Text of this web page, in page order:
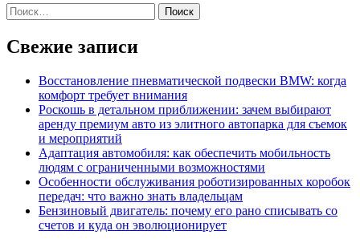
Найти:
Свежие записи
Восстановление пневматической подвески BMW: когда
комфорт требует внимания
Роскошь в детальном приближении: зачем выбирают
аренду премиум авто из элитного автопарка для съемок
и мероприятий
Адаптация автомобиля: как обеспечить мобильность
людям с ограниченными возможностями
Особенности обслуживания роботизированных коробок
передач: что важно знать владельцам
Бензиновый двигатель: почему его рано списывать со
счетов и куда он эволюционирует